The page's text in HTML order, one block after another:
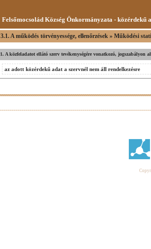
Felsőmocsolád Község Önkormányzata - közérdekű
3.1. A működés törvényessége, ellenőrzések » Működési
1. A közfeladatot ellátó szerv tevékenységére vonatkozó,
az adott közérdekű adat a szervnél nem áll rendelkezésre